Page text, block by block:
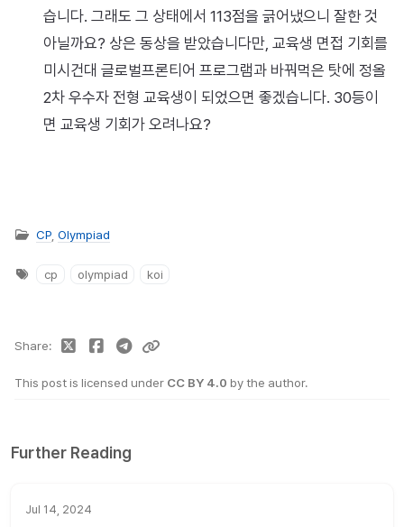
습니다. 그래도 그 상태에서 113점을 긁어냈으니 잘한 것
아닐까요? 상은 동상을 받았습니다만, 교육생 면접 기회를
미시건대 글로벌프론티어 프로그램과 바꿔먹은 탓에 정올
2차 우수자 전형 교육생이 되었으면 좋겠습니다. 30등이
면 교육생 기회가 오려나요?
CP Olympiad
cp olympiad koi
This post is licensed under CC BY 4.0 by the author.
Share
Further Reading
Jul 14, 2024